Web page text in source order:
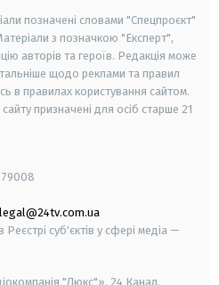
позначені словами "Спецпроєкт"
з позначкою "Експерт",
авторів та героїв. Редакція може
щодо реклами та правил
в правилах користування сайтом.
призначені для осіб старше 21
79008
legal@24tv.com.ua
суб'єктів у сфері медіа —
"Люкс"», 24 Канал.